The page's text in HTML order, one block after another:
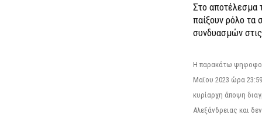
Στο αποτέλεσμα
παίξουν ρόλο τα
συνδυασμών
Η παρακάτω
Μαϊου 2023 ώρα
κυρίαρχη άποψη
Αλεξάνδρειας και